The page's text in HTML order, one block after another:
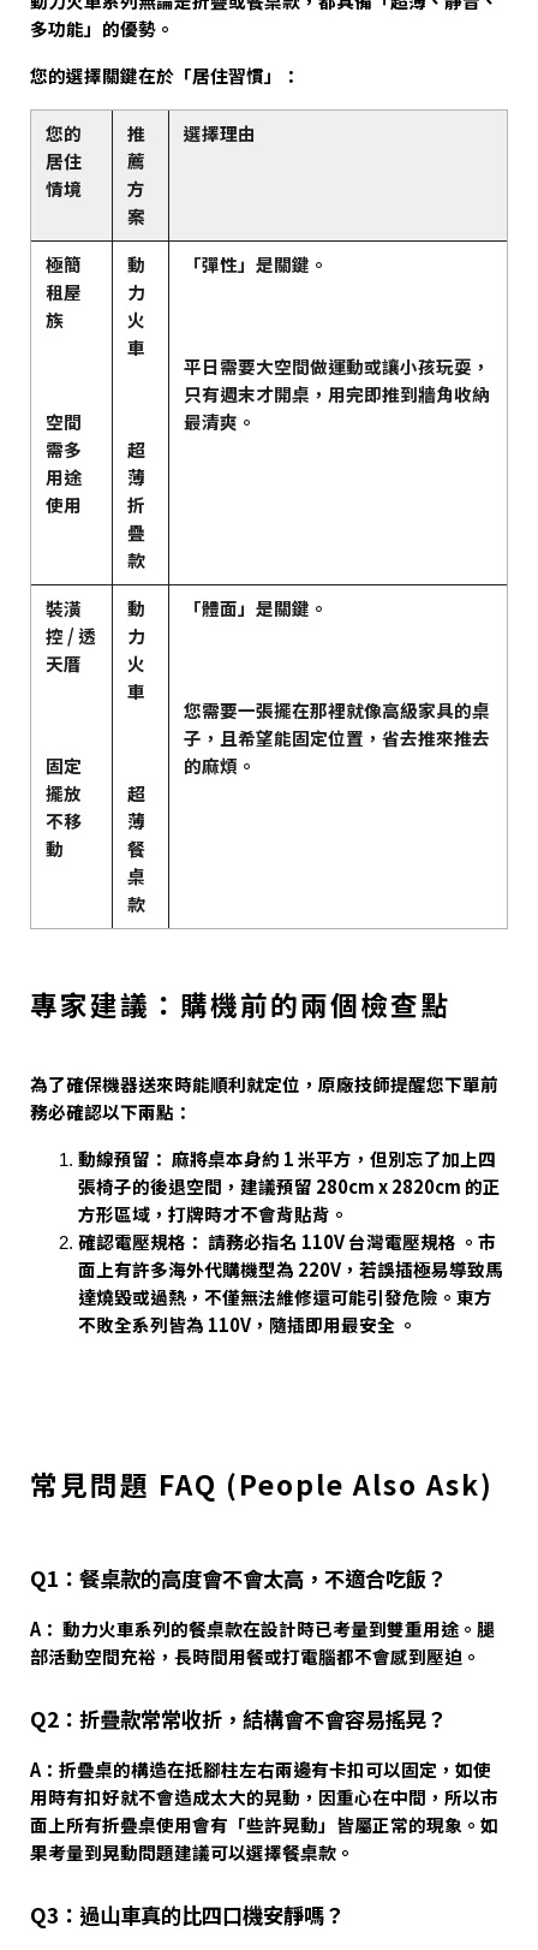
多功能」的優勢。
您的選擇關鍵在於 「居住習慣」：
您的
居住
情境
推
薦
方
案
選擇理由
極簡
租屋
族
空間
需多
用途
使用
動
力
火
車
超
薄
折
疊
款
「彈性」是關鍵。
平日需要大空間做運動或讓小孩玩耍，
只有週末才開桌，用完即推到牆角收納
最清爽。
裝潢
控 / 透
天厝
固定
擺放
不移
動
動
力
火
車
超
薄
餐
桌
款
「體面」是關鍵。
您需要一張擺在那裡就像高級家具的桌
子，且希望能固定位置，省去推來推去
的麻煩。
專家建議：購機前的兩個檢查點
為了確保機器送來時能順利就定位，原廠技師提醒您下單前
務必確認以下兩點：
動線預留： 麻將桌本身約 1 米平方，但別忘了加上四
張椅子的後退空間，建議預留 280cm x 2820cm 的正
方形區域，打牌時才不會背貼背。
確認電壓規格： 請務必指名 110V 台灣電壓規格 。市
面上有許多海外代購機型為 220V，若誤插極易導致馬
達燒毀或過熱，不僅無法維修還可能引發危險。東方
不敗全系列皆為 110V，隨插即用最安全 。
常見問題 FAQ (People Also Ask)
Q1：餐桌款的高度會不會太高，不適合吃飯？
A： 動力火車系列的餐桌款在設計時已考量到雙重用途。腿
部活動空間充裕，長時間用餐或打電腦都不會感到壓迫。
Q2：折疊款常常收折，結構會不會容易搖晃？
A：折疊桌的構造在抵腳柱左右兩邊有卡扣可以固定，如使
用時有扣好就不會造成太大的晃動，因重心在中間，所以市
面上所有折疊桌使用會有「些許晃動」皆屬正常的現象。如
果考量到晃動問題建議可以選擇餐桌款。
Q3：過山車真的比四口機安靜嗎？